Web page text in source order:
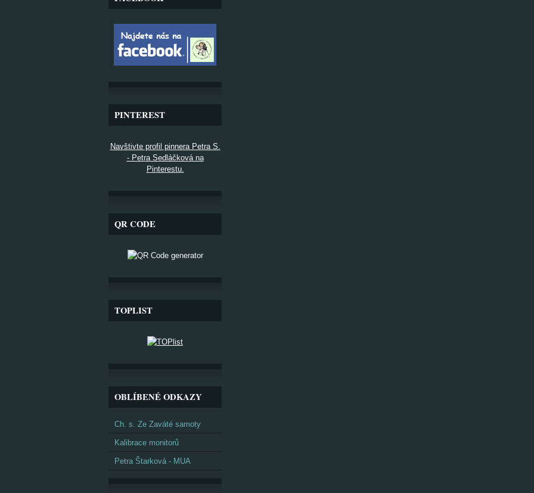
PINTEREST
Navštivte profil pinnera Petra S.
- Petra Sedláčková na
Pinterestu.
QR CODE
TOPLIST
OBLÍBENÉ ODKAZY
Ch. s. Ze Zaváté samoty
Kalibrace monitorů
Petra Štarková - MUA